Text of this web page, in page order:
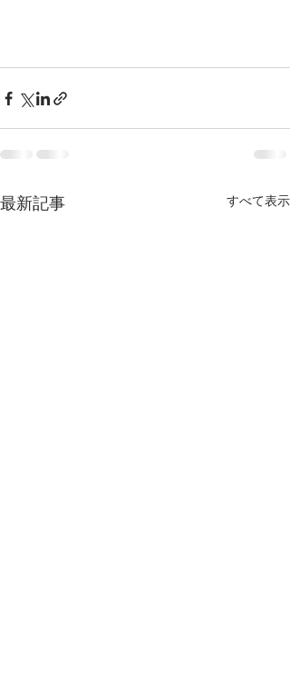
最新記事 すべて表示